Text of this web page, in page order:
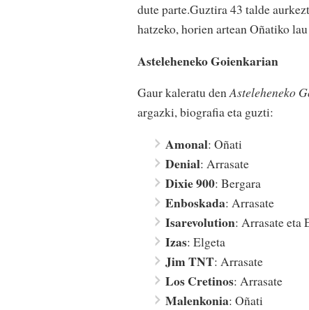
dute parte.Guztira 43 talde
hatzeko, horien artean Oñatiko
Asteleheneko Goienkarian
Gaur kaleratu denAsteleheneko
argazki, biografia eta guzti:
Amonal: Oñati
Denial: Arrasate
Dixie 900: Bergara
Enboskada: Arrasate
Isarevolution: Arrasate eta
Izas: Elgeta
Jim TNT: Arrasate
Los Cretinos: Arrasate
Malenkonia: Oñati